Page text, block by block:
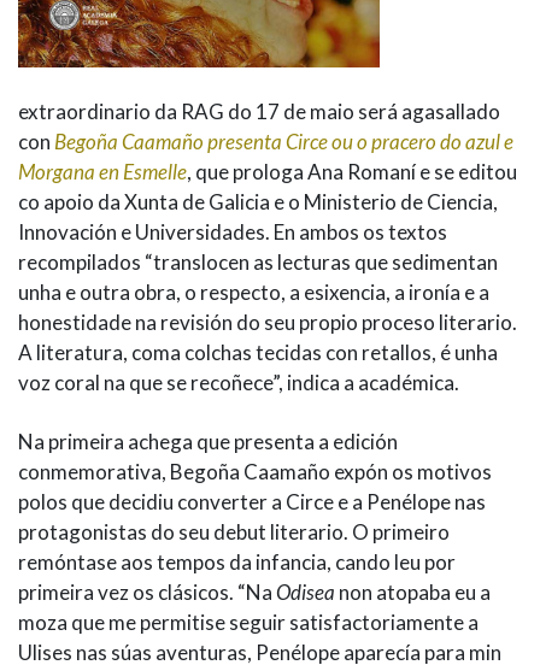
extraordinario da RAG do 17 de maio será agasallado
con Begoña Caamaño presenta Circe ou o pracero do azul e
Morgana en Esmelle, que prologa Ana Romaní e se editou
co apoio da Xunta de Galicia e o Ministerio de Ciencia,
Innovación e Universidades. En ambos os textos
recompilados “translocen as lecturas que sedimentan
unha e outra obra, o respecto, a esixencia, a ironía e a
honestidade na revisión do seu propio proceso literario.
A literatura, coma colchas tecidas con retallos, é unha
voz coral na que se recoñece”, indica a académica.
Na primeira achega que presenta a edición
conmemorativa, Begoña Caamaño expón os motivos
polos que decidiu converter a Circe e a Penélope nas
protagonistas do seu debut literario. O primeiro
remóntase aos tempos da infancia, cando leu por
primeira vez os clásicos. “NaOdisea non atopaba eu a
moza que me permitise seguir satisfactoriamente a
Ulises nas súas aventuras, Penélope aparecía para min